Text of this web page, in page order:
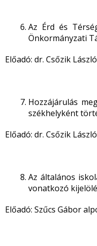
Az Érd és
Önkormányzati
Előadó: dr. Csőzik
Hozzájárulás
székhelyként
Előadó: dr. Csőzik
Az általános
vonatkozó
Előadó: Szűcs Gábor